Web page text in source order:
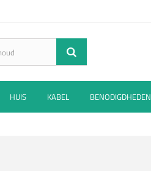
HUIS KABEL BENODIGDHEDEN